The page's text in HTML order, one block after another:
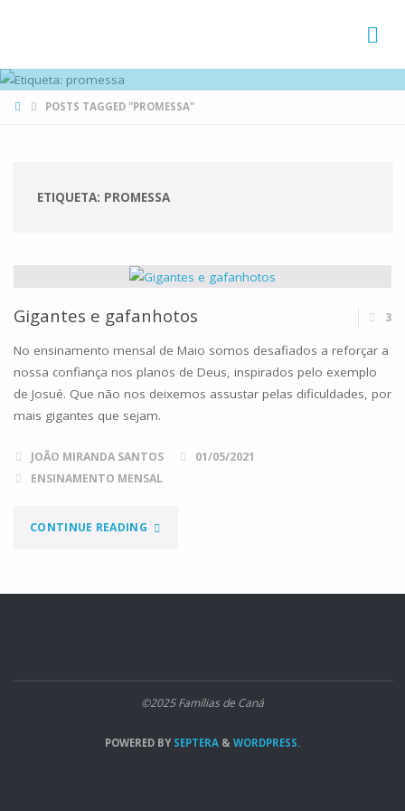
HOMEPOSTS TAGGED "PROMESSA"
ETIQUETA: PROMESSA
Gigantes e gafanhotos 3
No ensinamento mensal de Maio somos desafiados a reforçar a
nossa confiança nos planos de Deus, inspirados pelo exemplo
de Josué. Que não nos deixemos assustar pelas dificuldades, por
mais gigantes que sejam.
JOÃO MIRANDA SANTOS
01/05/2021
ENSINAMENTO MENSAL
CONTINUE READING"GIGANTES
GAFANHOTOS"
©2025 Famílias de Caná
POWERED BYSEPTERA & WORDPRESS.